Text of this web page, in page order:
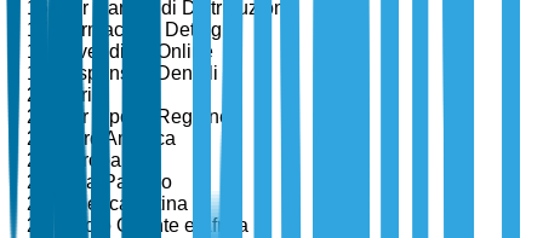
Per Canale di Distribuzione
Farmacie al Dettaglio
Rivenditori Online
Dispensari Dentali
Altri
Per Tipo di Regione
Nord America
Europa
Asia-Pacifico
America Latina
Medio Oriente e Africa